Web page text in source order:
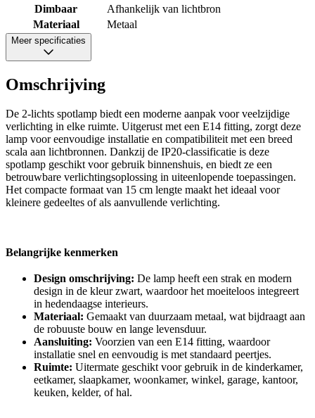
Dimbaar
Afhankelijk van lichtbron
Materiaal
Metaal
Meer specificaties
Omschrijving
De 2-lichts spotlamp biedt een moderne aanpak voor veelzijdige
verlichting in elke ruimte. Uitgerust met een E14 fitting, zorgt deze
lamp voor eenvoudige installatie en compatibiliteit met een breed
scala aan lichtbronnen. Dankzij de IP20-classificatie is deze
spotlamp geschikt voor gebruik binnenshuis, en biedt ze een
betrouwbare verlichtingsoplossing in uiteenlopende toepassingen.
Het compacte formaat van 15 cm lengte maakt het ideaal voor
kleinere gedeeltes of als aanvullende verlichting.
Belangrijke kenmerken
Design omschrijving: De lamp heeft een strak en modern
design in de kleur zwart, waardoor het moeiteloos integreert
in hedendaagse interieurs.
Materiaal: Gemaakt van duurzaam metaal, wat bijdraagt aan
de robuuste bouw en lange levensduur.
Aansluiting: Voorzien van een E14 fitting, waardoor
installatie snel en eenvoudig is met standaard peertjes.
Ruimte: Uitermate geschikt voor gebruik in de kinderkamer,
eetkamer, slaapkamer, woonkamer, winkel, garage, kantoor,
keuken, kelder, of hal.